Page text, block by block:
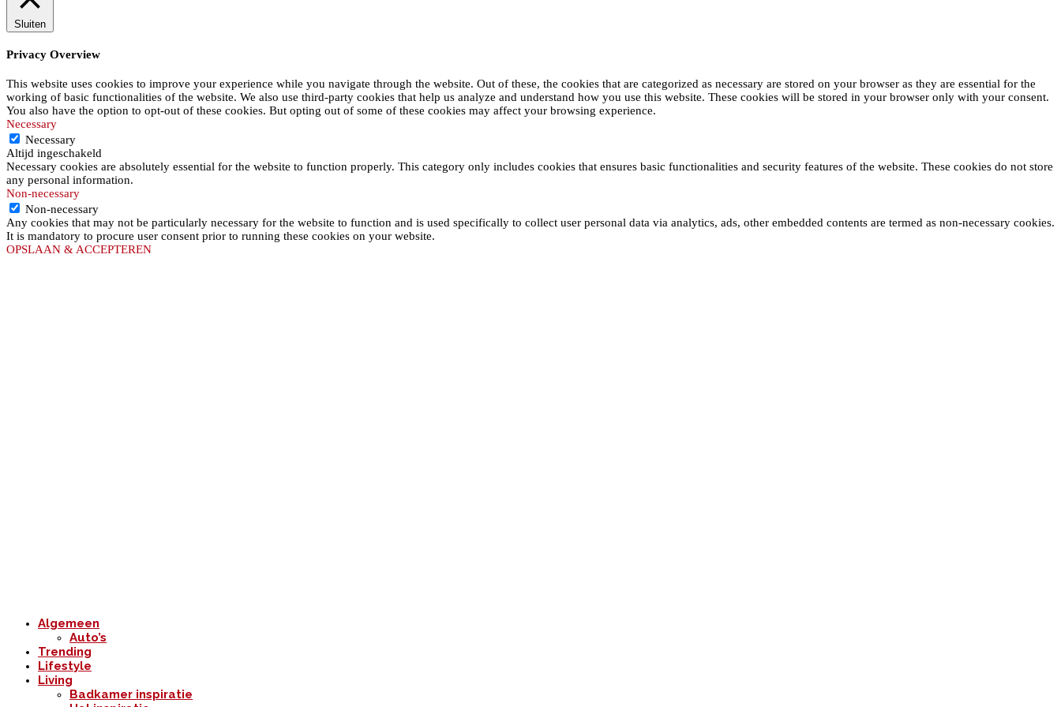
Sluiten
Privacy Overview
This website uses cookies to improve your experience while you navigate through the website. Out of these, the cookies that are categorized as necessary are stored on your browser as they are essential for the
working of basic functionalities of the website. We also use third-party cookies that help us analyze and understand how you use this website. These cookies will be stored in your browser only with your consent.
You also have the option to opt-out of these cookies. But opting out of some of these cookies may affect your browsing experience.
Necessary
Necessary
Altijd ingeschakeld
Necessary cookies are absolutely essential for the website to function properly. This category only includes cookies that ensures basic functionalities and security features of the website. These cookies do not store
any personal information.
Non-necessary
Non-necessary
Any cookies that may not be particularly necessary for the website to function and is used specifically to collect user personal data via analytics, ads, other embedded contents are termed as non-necessary cookies.
It is mandatory to procure user consent prior to running these cookies on your website.
OPSLAAN & ACCEPTEREN
Algemeen
Auto’s
Trending
Lifestyle
Living
Badkamer inspiratie